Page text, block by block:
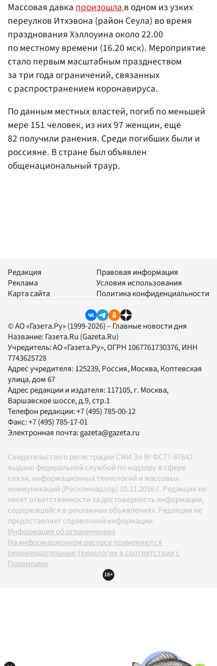
Массовая давкапроизошлав одном из узких
переулков Итхэвона (район Сеула) во время
празднования Хэллоуина около 22.00
по местному времени (16.20 мск). Мероприятие
стало первым масштабным празднеством
за три года ограничений, связанных
с распространением коронавируса.
По данным местных властей, погиб по меньшей
мере 151 человек, из них 97 женщин, еще
82 получили ранения. Среди погибших были и
россияне. В стране был объявлен
общенациональный траур.
Редакция
Реклама
Карта сайта
Правовая информация
Условия использования
Политика конфиденциальности
© АО «Газета.Ру» (1999-2026) – Главные новости дня
Название: Газета.Ru (Gazeta.Ru)
Учредитель:АО «Газета.Ру», ОГРН 1067761730376, ИНН
7743625728
Адрес учредителя: 125239, Россия, Москва, Коптевская
улица, дом 67
Адрес редакции и издателя: 117105, г. Москва,
Варшавское шоссе, д.9, стр.1
Телефон редакции:+7 (495) 785-00-12
Факс:+7 (495) 785-17-01
Электронная почта: gazeta@gazeta.ru
Свидетельство о регистрации СМИ Эл № ФС77-67642
выдано федеральной службой по надзору в сфере
связи, информационных технологий и массовых
коммуникаций (Роскомнадзор) 10.11.2016 г. Редакция не
несет ответственности за достоверность информации,
содержащейся в рекламных объявлениях. Редакция не
предоставляет справочной информации.
Информация об ограничениях
На информационном ресурсе применяются
рекомендательные технологии в соответствии с
Правилами
18+